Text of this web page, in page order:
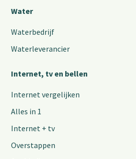
Water
Waterbedrijf
Waterleverancier
Internet, tv en bellen
Internet vergelijken
Alles in 1
Internet + tv
Overstappen